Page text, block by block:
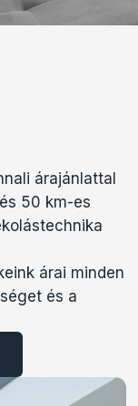
árajánlattal
50 km-es
árai minden
és a